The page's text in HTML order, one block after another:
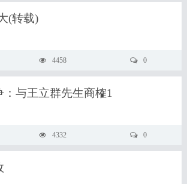
(转载)
4458 0
与王立群先生商榷1
4332 0